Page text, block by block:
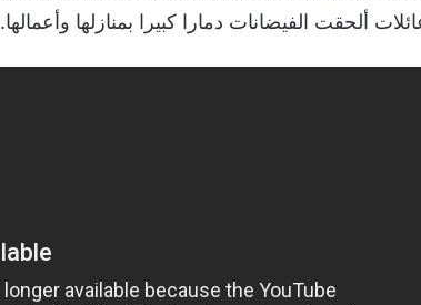
ألحقت الفيضانات دمارا كبيرا بمنازلها وأعمالها.